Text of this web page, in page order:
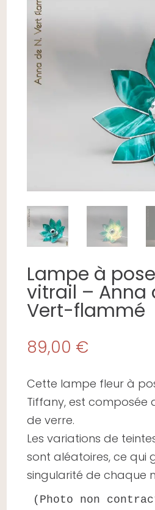
Lampe à
vitrail – Anna
Vert-flammé
89,00 €
Cette lampe fleur à
Tiffany, est composée
de verre.
Les variations de
sont aléatoires, ce qui
singularité de chaque
(Photo non